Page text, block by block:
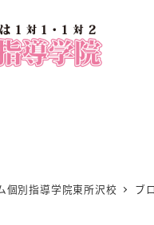
個別指導学院東所沢校 ブ